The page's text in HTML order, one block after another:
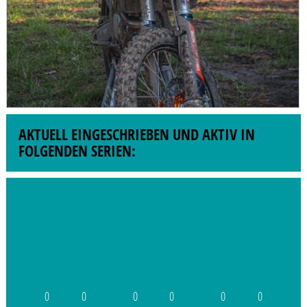
AKTUELL EINGESCHRIEBEN UND AKTIV IN
FOLGENDEN SERIEN:
0
0
0
0
0
0